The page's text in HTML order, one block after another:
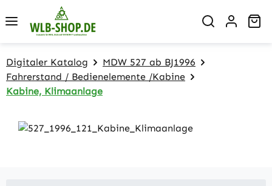
Zum Hauptinhalt springen
Digitaler Katalog
MDW 527 ab BJ1996
Fahrerstand / Bedienelemente /Kabine
Kabine, Klimaanlage